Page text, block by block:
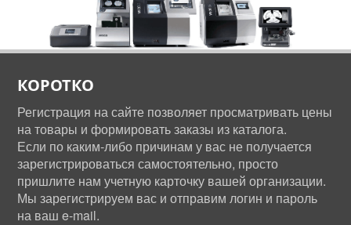
КОРОТКО
Регистрация на сайте позволяет просматривать цены
на товары и формировать заказы из каталога.
Если по каким-либо причинам у вас не получается
зарегистрироваться самостоятельно, просто
пришлите нам учетную карточку вашей организации.
Мы зарегистрируем вас и отправим логин и пароль
на ваш e-mail.